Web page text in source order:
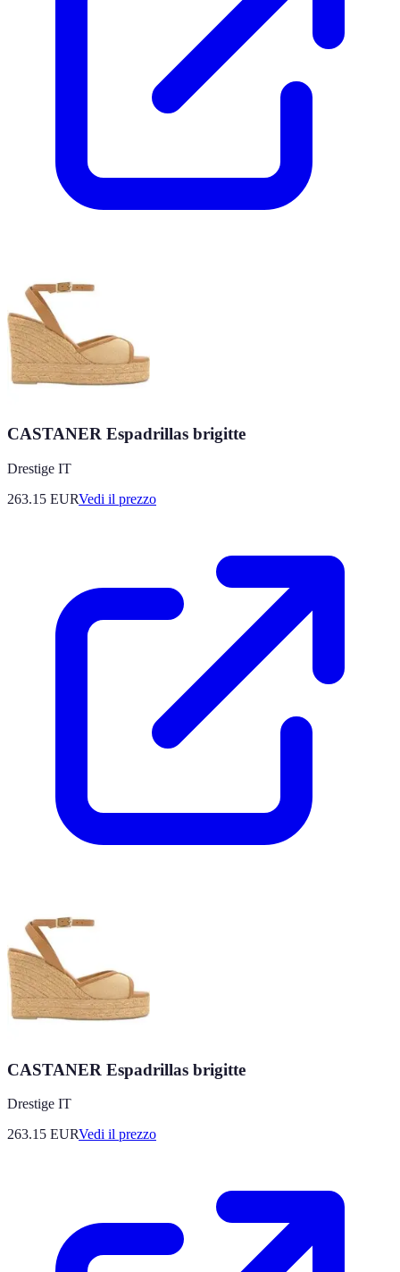
CASTANER Espadrillas brigitte
Drestige IT
263.15 EURVedi il prezzo
CASTANER Espadrillas brigitte
Drestige IT
263.15 EURVedi il prezzo